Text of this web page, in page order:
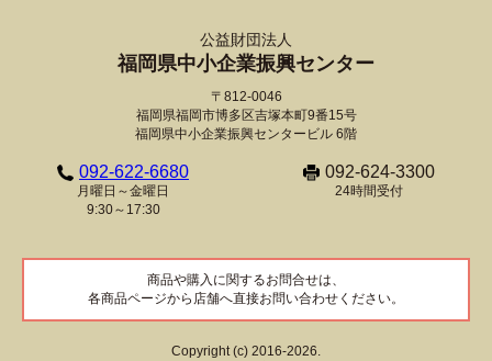
公益財団法人
福岡県中小企業振興センター
〒812-0046
福岡県福岡市博多区吉塚本町9番15号
福岡県中小企業振興センタービル 6階
092-622-6680
月曜日～金曜日
9:30～17:30
092-624-3300
24時間受付
商品や購入に関するお問合せは、
各商品ページから店舗へ直接お問い合わせください。
Copyright (c) 2016-2026.